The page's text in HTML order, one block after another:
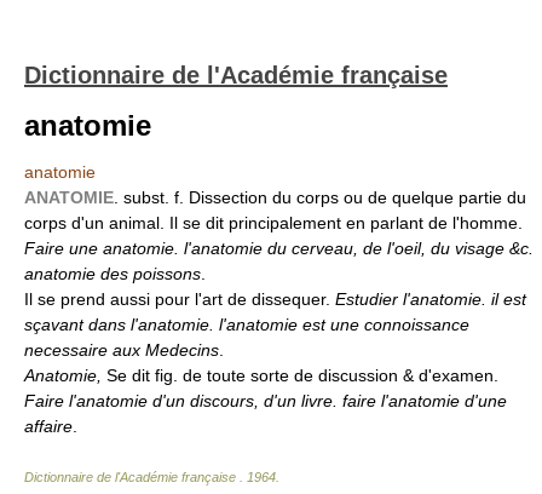
Dictionnaire de l'Académie française
anatomie
anatomie
ANATOMIE . subst. f. Dissection du corps ou de quelque partie du
corps d'un animal. Il se dit principalement en parlant de l'homme.
Faire une anatomie. l'anatomie du cerveau, de l'oeil, du visage &c.
anatomie des poissons
Il se prend aussi pour l'art de dissequer. Estudier l'anatomie. il est
sçavant dans l'anatomie. l'anatomie est une connoissance
necessaire aux Medecins
Anatomie, Se dit fig. de toute sorte de discussion & d'examen.
Faire l'anatomie d'un discours, d'un livre. faire l'anatomie d'une
affaire
Dictionnaire de l'Académie française 1964